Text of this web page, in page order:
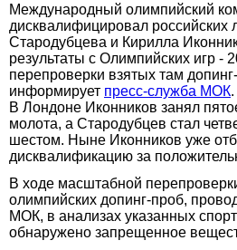
Международный олимпийский
дисквалифицировал российских
Стародубцева и Кирилла
результаты с Олимпийских игр -
перепроверки взятых там
информирует пресс-служба МОК.
В Лондоне Иконников занял
молота, а Стародубцев стал
шестом. Ныне Иконников уже
дисквалификацию за
В ходе масштабной
олимпийских допинг-проб,
МОК, в анализах указанных
обнаружено запрещенное